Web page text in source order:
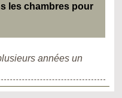
les chambres pour
années un